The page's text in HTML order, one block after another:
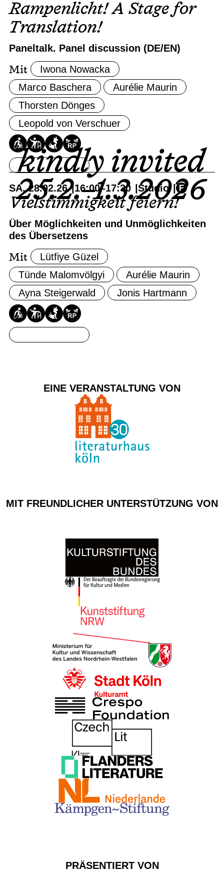
kindly invited
25.2.–1.3.2026
Rampenlicht! A Stage for
Translation!
Paneltalk. Panel discussion (DE/EN)
Mit
Iwona Nowacka
Marco Baschera
Aurélie Maurin
Thorsten Dönges
Leopold von Verschuer
Ticket buchen
SA, 28.02.26 16:00–17:30 Studio
Vielstimmigkeit feiern!
Über Möglichkeiten und Unmöglichkeiten
des Übersetzens
Mit
Lütfiye Güzel
Tünde Malomvölgyi
Aurélie Maurin
Ayna Steigerwald
Jonis Hartmann
EINE VERANSTALTUNG VON
MIT FREUNDLICHER UNTERSTÜTZUNG VON
PRÄSENTIERT VON